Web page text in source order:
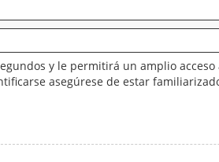
y le permitirá un amplio
asegúrese de estar